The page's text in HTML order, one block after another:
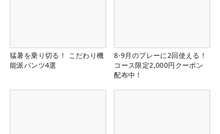
猛暑を乗り切る！ こだわり機
能派パンツ4選
8-9月のプレーに2回使える！
コース限定2,000円クーポン
配布中！